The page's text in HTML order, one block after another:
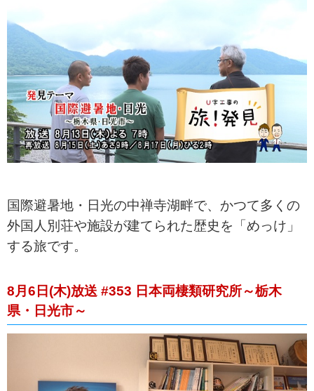
国際避暑地・日光の中禅寺湖畔で、かつて多くの
外国人別荘や施設が建てられた歴史を「めっけ」
する旅です。
8月6日(木)放送 #353 日本両棲類研究所～栃木
県・日光市～